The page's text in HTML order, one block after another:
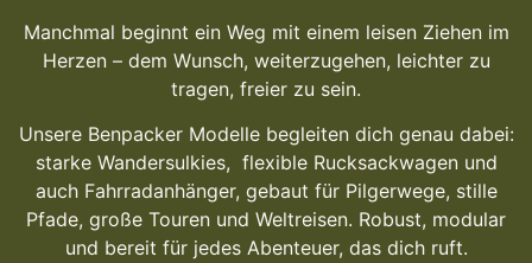
Manchmal beginnt ein Weg mit einem leisen Ziehen im
Herzen – dem Wunsch, weiterzugehen, leichter zu
tragen, freier zu sein.
Unsere Benpacker Modelle begleiten dich genau dabei:
starke Wandersulkies, flexible Rucksackwagen und
auch Fahrradanhänger, gebaut für Pilgerwege, stille
Pfade, große Touren und Weltreisen. Robust, modular
und bereit für jedes Abenteuer, das dich ruft.